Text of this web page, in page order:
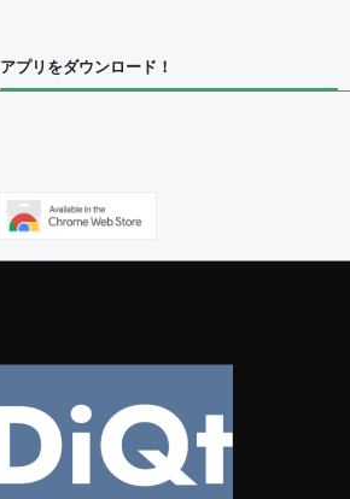
アプリをダウンロード！